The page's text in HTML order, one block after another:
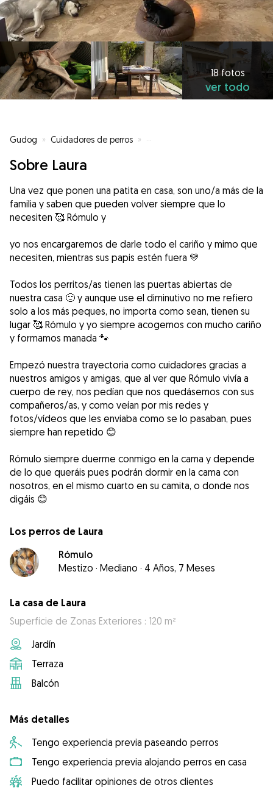
18 fotos
ver todo
Gudog » Cuidadores de perros » Cuidadores de perros en Otura
Sobre Laura
Una vez que ponen una patita en casa, son uno/a más de la
familia y saben que pueden volver siempre que lo
necesiten 🥰 Rómulo y
yo nos encargaremos de darle todo el cariño y mimo que
necesiten, mientras sus papis estén fuera 💛
Todos los perritos/as tienen las puertas abiertas de
nuestra casa 🙂 y aunque use el diminutivo no me refiero
solo a los más peques, no importa como sean, tienen su
lugar 🥰 Rómulo y yo siempre acogemos con mucho cariño
y formamos manada 🐾
Empezó nuestra trayectoria como cuidadores gracias a
nuestros amigos y amigas, que al ver que Rómulo vivía a
cuerpo de rey, nos pedían que nos quedásemos con sus
compañeros/as, y como veían por mis redes y
fotos/vídeos que les enviaba como se lo pasaban, pues
siempre han repetido 😊
Rómulo siempre duerme conmigo en la cama y depende
de lo que queráis pues podrán dormir en la cama con
nosotros, en el mismo cuarto en su camita, o donde nos
digáis 😊
Los perros de Laura
Rómulo
Mestizo · Mediano · 4 Años, 7 Meses
La casa de Laura
Superficie de Zonas Exteriores : 120 m²
Jardín
Terraza
Balcón
Más detalles
Tengo experiencia previa paseando perros
Tengo experiencia previa alojando perros en casa
Puedo facilitar opiniones de otros clientes